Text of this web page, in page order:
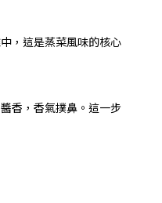
，這是蒸菜風味的核心
香，香氣撲鼻。這一步